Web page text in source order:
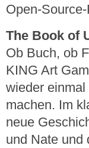
Open-
The Book of
Ob Buch, ob
KING Art
wieder
machen. Im
neue
und Nate und